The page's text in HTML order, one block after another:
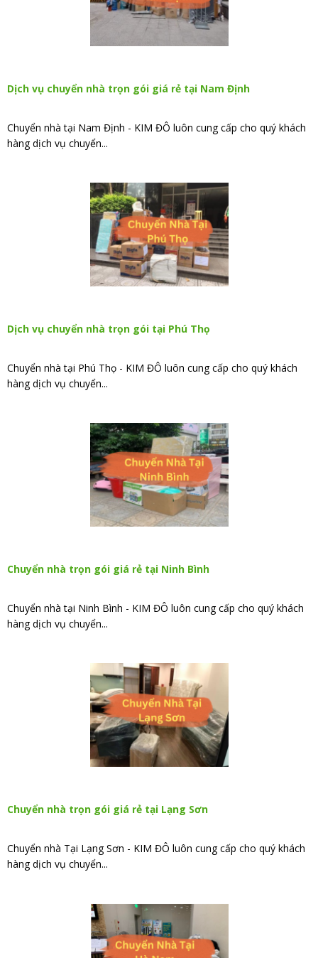
Dịch vụ chuyển nhà trọn gói giá rẻ tại Nam Định
Chuyển nhà tại Nam Định - KIM ĐÔ luôn cung cấp cho quý khách
hàng dịch vụ chuyển...
Dịch vụ chuyển nhà trọn gói tại Phú Thọ
Chuyển nhà tại Phú Thọ - KIM ĐÔ luôn cung cấp cho quý khách
hàng dịch vụ chuyển...
Chuyển nhà trọn gói giá rẻ tại Ninh Bình
Chuyển nhà tại Ninh Bình - KIM ĐÔ luôn cung cấp cho quý khách
hàng dịch vụ chuyển...
Chuyển nhà trọn gói giá rẻ tại Lạng Sơn
Chuyển nhà Tại Lạng Sơn - KIM ĐÔ luôn cung cấp cho quý khách
hàng dịch vụ chuyển...